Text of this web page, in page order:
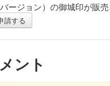
令和八年新春限定版
城） 御城印
ージョン）の御城印が販
請する
ント